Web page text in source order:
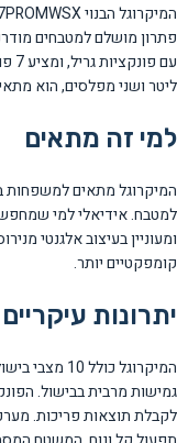
פתרון מושלם למטבחים
ליטר ושני מפלסים, הוא
למי זה מתאים
המיקרוגל מתאים למשפחות
למטבח. אידיאלי למי שמחפש
ומעוניין בעיצוב אלגנטי
קומפקטיים יותר.
יתרונות עיקריים
המיקרוגל
גמישות מרבית בבישול.